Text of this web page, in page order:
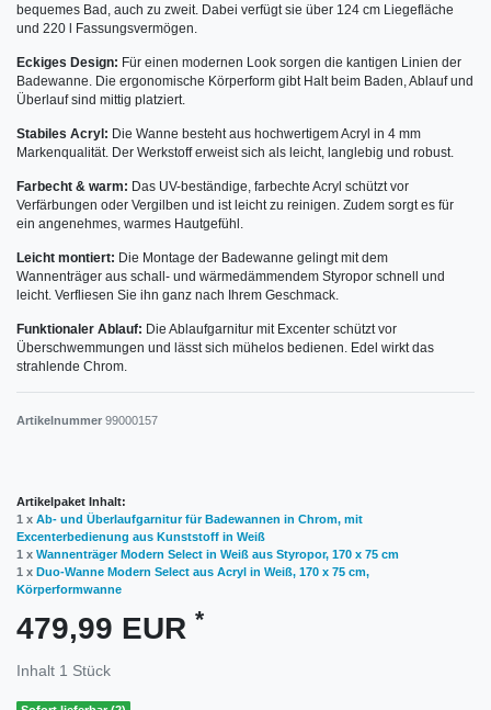
bequemes Bad, auch zu zweit. Dabei verfügt sie über 124 cm Liegefläche
und 220 l Fassungsvermögen.
Eckiges Design: Für einen modernen Look sorgen die kantigen Linien der
Badewanne. Die ergonomische Körperform gibt Halt beim Baden, Ablauf und
Überlauf sind mittig platziert.
Stabiles Acryl: Die Wanne besteht aus hochwertigem Acryl in 4 mm
Markenqualität. Der Werkstoff erweist sich als leicht, langlebig und robust.
Farbecht & warm: Das UV-beständige, farbechte Acryl schützt vor
Verfärbungen oder Vergilben und ist leicht zu reinigen. Zudem sorgt es für
ein angenehmes, warmes Hautgefühl.
Leicht montiert: Die Montage der Badewanne gelingt mit dem
Wannenträger aus schall- und wärmedämmendem Styropor schnell und
leicht. Verfliesen Sie ihn ganz nach Ihrem Geschmack.
Funktionaler Ablauf: Die Ablaufgarnitur mit Excenter schützt vor
Überschwemmungen und lässt sich mühelos bedienen. Edel wirkt das
strahlende Chrom.
Artikelnummer 99000157
Artikelpaket Inhalt:
1 x Ab- und Überlaufgarnitur für Badewannen in Chrom, mit
Excenterbedienung aus Kunststoff in Weiß
1 x Wannenträger Modern Select in Weiß aus Styropor, 170 x 75 cm
1 x Duo-Wanne Modern Select aus Acryl in Weiß, 170 x 75 cm,
Körperformwanne
479,99 EUR *
Inhalt 1 Stück